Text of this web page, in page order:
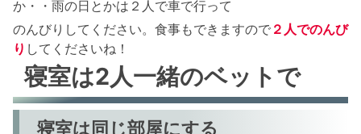
か・・雨の日とかは２人で車で行って
のんびりしてください。食事もできますので ２人でのんび
り してくださいね！
寝室は2人一緒のベットで
寝室は同じ部屋にする